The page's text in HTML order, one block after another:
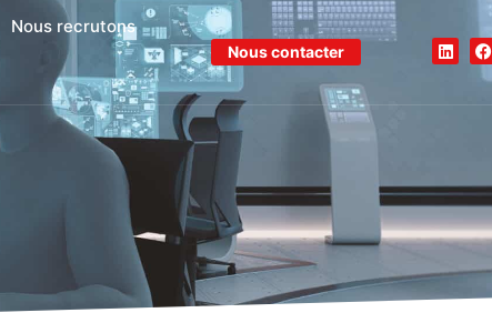
Nous recrutons
Nous contacter